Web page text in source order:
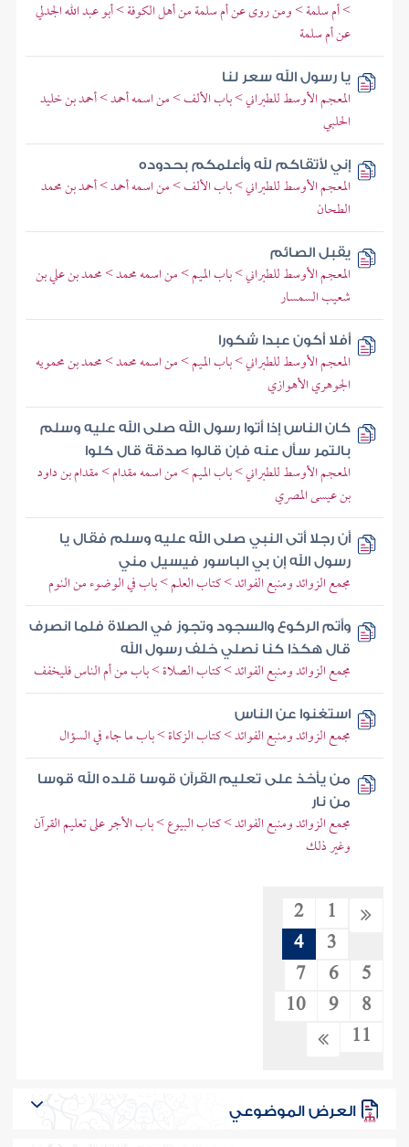
> أم سلمة > ومن روى عن أم سلمة من أهل الكوفة > أبو عبد الله الجدلي
عن أم سلمة
يا رسول الله سعر لنا
المعجم الأوسط للطبراني > باب الألف > من اسمه أحمد > أحمد بن خليد
الحلبي
إني لأتقاكم لله وأعلمكم بحدوده
المعجم الأوسط للطبراني > باب الألف > من اسمه أحمد > أحمد بن محمد
الطحان
يقبل الصائم
المعجم الأوسط للطبراني > باب الميم > من اسمه محمد > محمد بن علي بن
شعيب السمسار
أفلا أكون عبدا شكورا
المعجم الأوسط للطبراني > باب الميم > من اسمه محمد > محمد بن محمويه
الجوهري الأهوازي
كان الناس إذا أتوا رسول الله صلى الله عليه وسلم
بالتمر سأل عنه فإن قالوا صدقة قال كلوا
المعجم الأوسط للطبراني > باب الميم > من اسمه مقدام > مقدام بن داود
بن عيسى المصري
أن رجلا أتى النبي صلى الله عليه وسلم فقال يا
رسول الله إن بي الباسور فيسيل مني
مجمع الزوائد ومنبع الفوائد > كتاب العلم > باب في الوضوء من النوم
وأتم الركوع والسجود وتجوز في الصلاة فلما انصرف
قال هكذا كنا نصلي خلف رسول الله
مجمع الزوائد ومنبع الفوائد > كتاب الصلاة > باب من أم الناس فليخفف
استغنوا عن الناس
مجمع الزوائد ومنبع الفوائد > كتاب الزكاة > باب ما جاء في السؤال
من يأخذ على تعليم القرآن قوسا قلده الله قوسا
من نار
مجمع الزوائد ومنبع الفوائد > كتاب البيوع > باب الأجر على تعليم القرآن
وغير ذلك
1
2
3
4
5
6
7
8
9
10
11
العرض الموضوعي